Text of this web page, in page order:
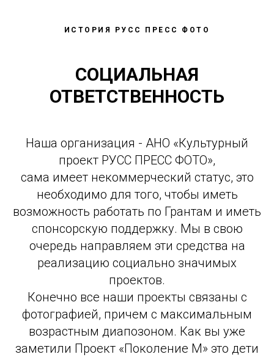
ИСТОРИЯ РУСС ПРЕСС ФОТО
СОЦИАЛЬНАЯ
ОТВЕТСТВЕННОСТЬ
Наша организация - АНО «Культурный
проект РУСС ПРЕСС ФОТО»,
сама имеет некоммерческий статус, это
необходимо для того, чтобы иметь
возможность работать по Грантам и иметь
спонсорскую поддержку. Мы в свою
очередь направляем эти средства на
реализацию социально значимых
проектов.
Конечно все наши проекты связаны с
фотографией, причем с максимальным
возрастным диапозоном. Как вы уже
заметили Проект «Поколение М» это дети